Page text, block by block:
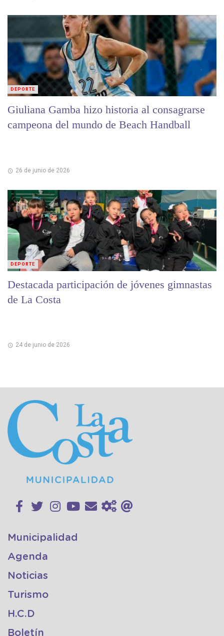
Giuliana Gamba hizo historia al consagrarse
campeona del mundo de Beach Handball
26 de junio de 2026
DEPORTE
Destacada participación de jóvenes gimnastas
de La Costa
24 de junio de 2026
DEPORTE
Municipalidad
Agenda
Noticias
Turismo
H.C.D
Boletín